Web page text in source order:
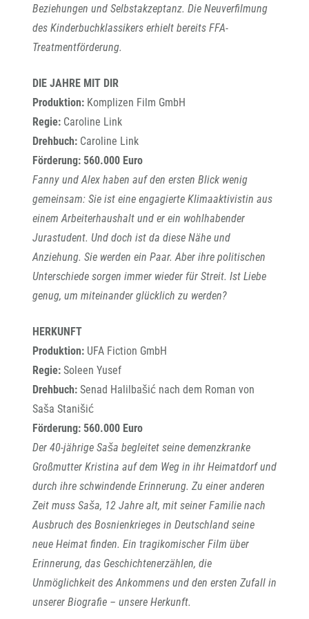
Beziehungen und Selbstakzeptanz. Die Neuverfilmung
des Kinderbuchklassikers erhielt bereits FFA-
Treatmentförderung.
DIE JAHRE MIT DIR
Produktion: Komplizen Film GmbH
Regie: Caroline Link
Drehbuch: Caroline Link
Förderung: 560.000 Euro
Fanny und Alex haben auf den ersten Blick wenig
gemeinsam: Sie ist eine engagierte Klimaaktivistin aus
einem Arbeiterhaushalt und er ein wohlhabender
Jurastudent. Und doch ist da diese Nähe und
Anziehung. Sie werden ein Paar. Aber ihre politischen
Unterschiede sorgen immer wieder für Streit. Ist Liebe
genug, um miteinander glücklich zu werden?
HERKUNFT
Produktion: UFA Fiction GmbH
Regie: Soleen Yusef
Drehbuch: Senad Halilbašić nach dem Roman von
Saša Stanišić
Förderung: 560.000 Euro
Der 40-jährige Saša begleitet seine demenzkranke
Großmutter Kristina auf dem Weg in ihr Heimatdorf und
durch ihre schwindende Erinnerung. Zu einer anderen
Zeit muss Saša, 12 Jahre alt, mit seiner Familie nach
Ausbruch des Bosnienkrieges in Deutschland seine
neue Heimat finden. Ein tragikomischer Film über
Erinnerung, das Geschichtenerzählen, die
Unmöglichkeit des Ankommens und den ersten Zufall in
unserer Biografie – unsere Herkunft.